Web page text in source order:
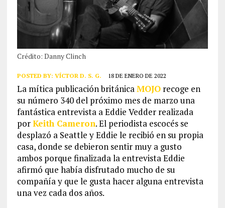
Crédito: Danny Clinch
POSTED BY: VÍCTOR D. S. G. 18 DE ENERO DE 2022
La mítica publicación británicaMOJOrecoge en
su número 340 del próximo mes de marzo una
fantástica entrevista a Eddie Vedder realizada
porKeith Cameron. El periodista escocés se
desplazó a Seattle y Eddie le recibió en su propia
casa, donde se debieron sentir muy a gusto
ambos porque finalizada la entrevista Eddie
afirmó que había disfrutado mucho de su
compañía y que le gusta hacer alguna entrevista
una vez cada dos años.